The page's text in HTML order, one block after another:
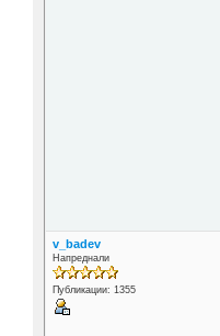
v_badev
Напреднали
Публикации: 1355